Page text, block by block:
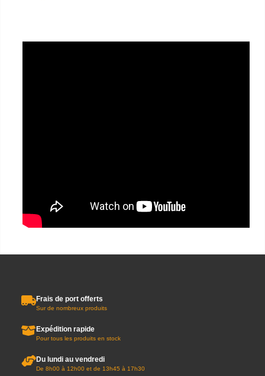
Frais de port offerts
Sur de nombreux produits
Expédition rapide
Pour tous les produits en stock
Du lundi au vendredi
De 8h00 à 12h00 et de 13h45 à 17h30